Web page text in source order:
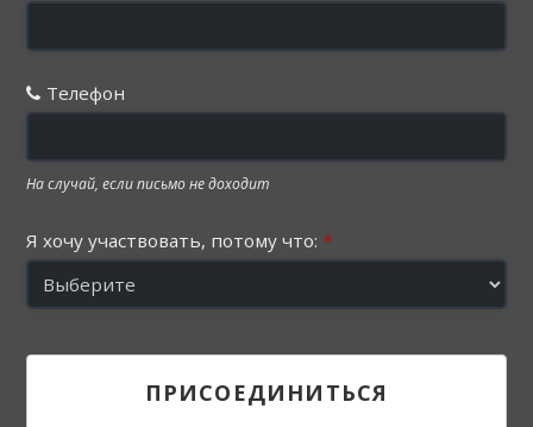
Телефон
На случай, если письмо не доходит
Я хочу участвовать, потому что: *
ПРИСОЕДИНИТЬСЯ